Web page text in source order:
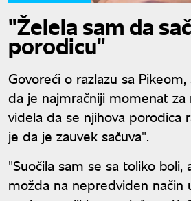
"Želela sam da
porodicu"
Govoreći o razlazu sa Pikeom,
da je najmračniji momenat za
videla da se njihova porodica
je da je zauvek sačuva".
"Suočila sam se sa toliko boli,
možda na nepredviđen način